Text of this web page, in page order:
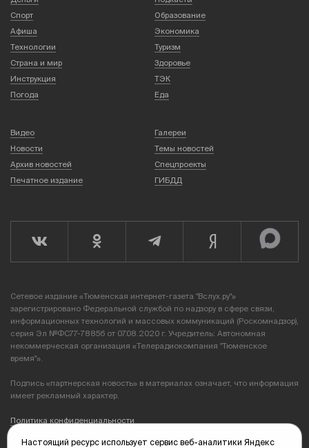
Спорт
Образование
Афиша
Экономика
Технологии
Туризм
Страна и мир
Здоровье
Инструкция
ТЭК
Погода
Еда
Видео
Галереи
Новости
Темы новостей
Архив новостей
Спецпроекты
Печатное издание
ГИБДД
Сетевое издание «Тюменская интернет-газета "Вслух.ру"»
зарегистрировано Федеральной службой по надзору в сфере связи,
информационных технологий и массовых коммуникаций (Роскомнадзор),
серия Эл №ФС77-78856 от 07.08.2020 г. Учредитель: Автономная
некоммерческая организация «Телерадиокомпания "Тюменское
время"».
Подпись «партнерская новость» в материалах означает, что информация
имеет рекламный характер.
Политика конфиденциальности
Настоящий ресурс использует сервис веб-аналитики Яндекс